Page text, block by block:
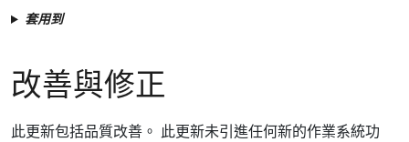
套用到
改善與修正
此更新包括品質改善。 此更新未引進任何新的作業系統功